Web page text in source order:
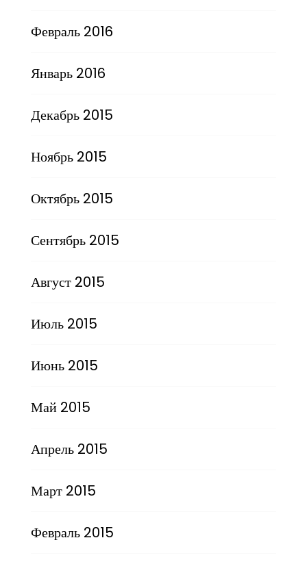
Февраль 2016
Январь 2016
Декабрь 2015
Ноябрь 2015
Октябрь 2015
Сентябрь 2015
Август 2015
Июль 2015
Июнь 2015
Май 2015
Апрель 2015
Март 2015
Февраль 2015